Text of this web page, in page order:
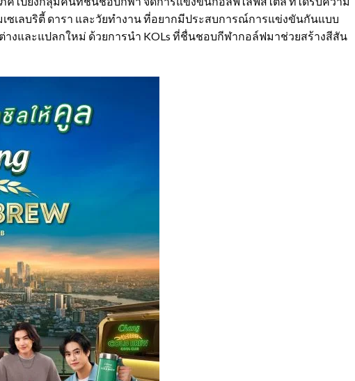
ซเลบริตี้ ดารา และวัยทำงาน ที่อยากมีประสบการณ์การแข่งขันกันแบบ
งและแปลกใหม่ ด้วยการนำ KOLs ที่ชื่นชอบกีฬากอล์ฟมาช่วยสร้างสีสัน